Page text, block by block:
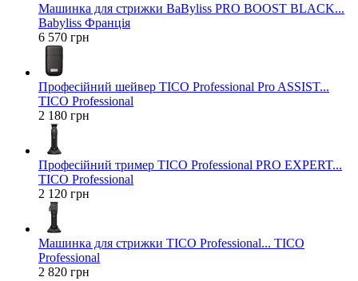
Машинка для стрижки BaByliss PRO BOOST BLACK...
Babyliss Франція
6 570 грн
Професійний шейвер TICO Professional Pro ASSIST...
TICO Professional
2 180 грн
Професійний тример TICO Professional PRO EXPERT...
TICO Professional
2 120 грн
Машинка для стрижки TICO Professional... TICO
Professional
2 820 грн